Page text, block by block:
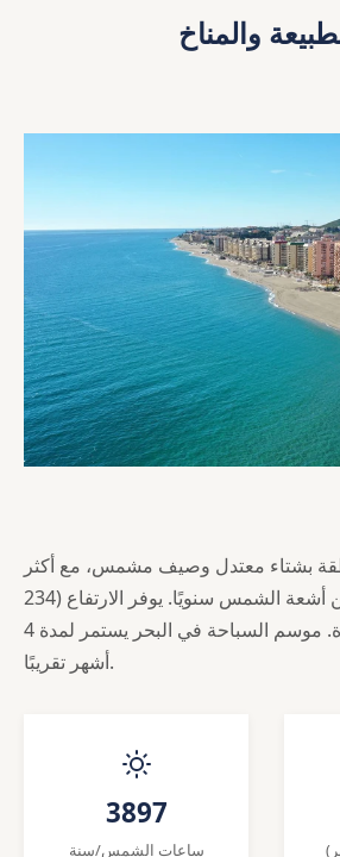
والمناخ
بشتاء معتدل وصيف مشمس، مع أكثر
من 3000 ساعة من أشعة الشمس سنويًا. يوفر الارتفاع (234
مترًا) ليالٍ أكثر برودة. موسم السباحة في البحر يستمر لمدة 4
أشهر تقريبًا.
3897
ساعات الشمس/سنة